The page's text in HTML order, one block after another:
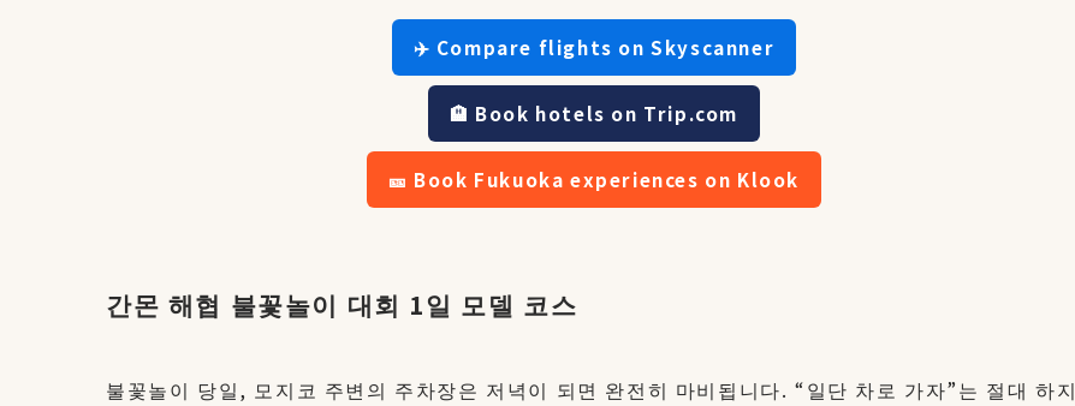
✈️ Compare flights on Skyscanner
🏨 Book hotels on Trip.com
🎫 Book Fukuoka experiences on Klook
간몬 해협 불꽃놀이 대회 1일 모델 코스
불꽃놀이 당일, 모지코 주변의 주차장은 저녁이 되면 완전히 마비됩니다. “일단 차로 가자”는 절대 하지